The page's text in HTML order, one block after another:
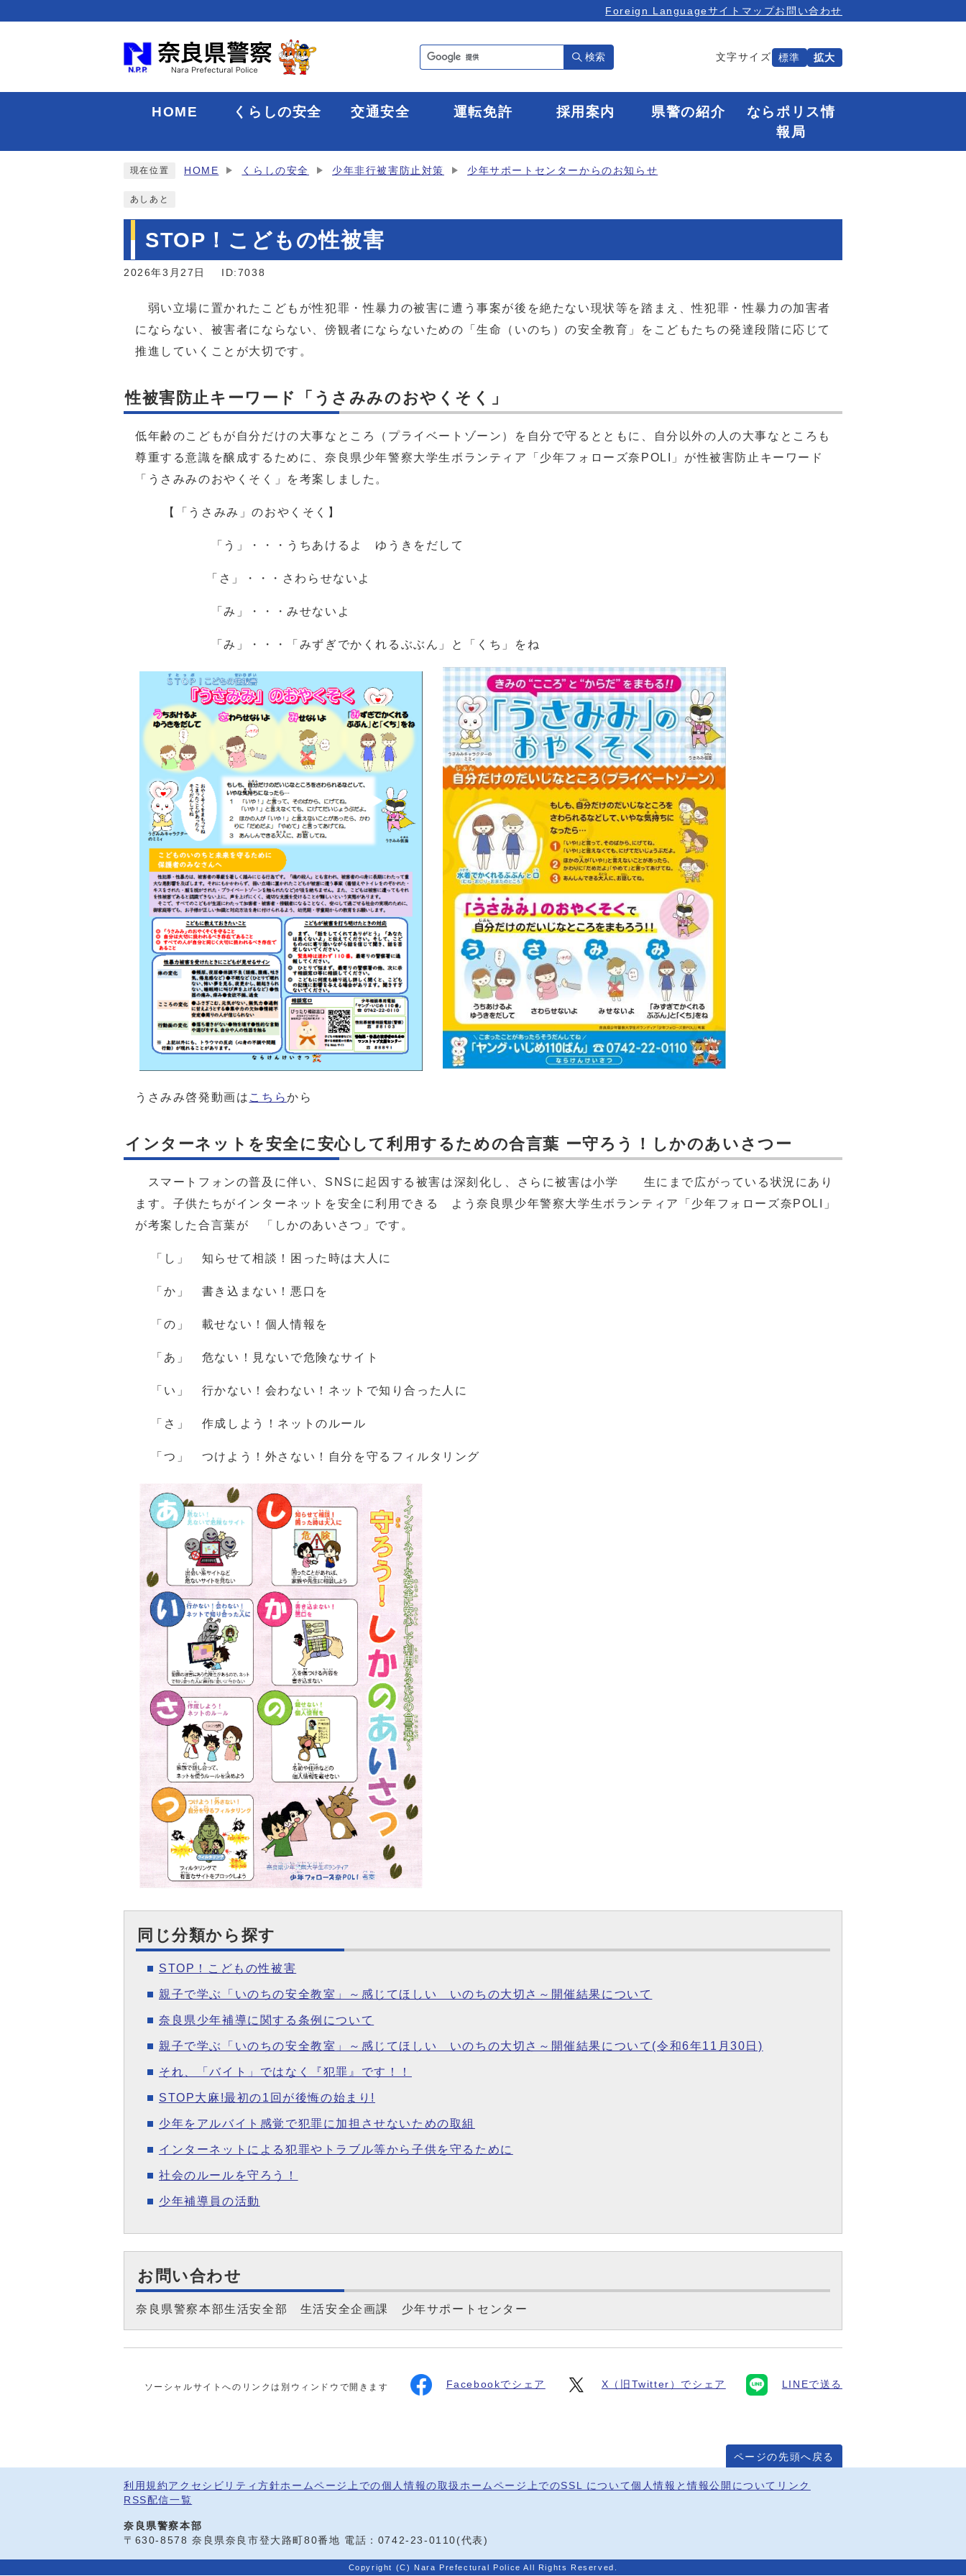
Foreign Languageサイトマップお問い合わせ
検索 文字サイズ 標準 拡大
HOME くらしの安全 交通安全 運転免許 採用案内 県警の紹介
ならポリス情
報局
現在位置 HOME くらしの安全 少年非行被害防止対策 少年サポートセンターからのお知らせ
あしあと
STOP！こどもの性被害
2026年3月27日 ID:7038
弱い立場に置かれたこどもが性犯罪・性暴力の被害に遭う事案が後を絶たない現状等を踏まえ、性犯罪・性暴力の加害者
にならない、被害者にならない、傍観者にならないための「生命（いのち）の安全教育」をこどもたちの発達段階に応じて
推進していくことが大切です。
性被害防止キーワード「うさみみのおやくそく」
低年齢のこどもが自分だけの大事なところ（プライベートゾーン）を自分で守るとともに、自分以外の人の大事なところも
尊重する意識を醸成するために、奈良県少年警察大学生ボランティア「少年フォローズ奈POLI」が性被害防止キーワード
「うさみみのおやくそく」を考案しました。
【「うさみみ」のおやくそく】
「う」・・・うちあけるよ ゆうきをだして
「さ」・・・さわらせないよ
「み」・・・みせないよ
「み」・・・「みずぎでかくれるぶぶん」と「くち」をね
うさみみ啓発動画は こちらから
インターネットを安全に安心して利用するための合言葉 ー守ろう！しかのあいさつー
スマートフォンの普及に伴い、SNSに起因する被害は深刻化し、さらに被害は小学 生にまで広がっている状況にあり
ます。子供たちがインターネットを安全に利用できる よう奈良県少年警察大学生ボランティア「少年フォローズ奈POLI」
が考案した合言葉が 「しかのあいさつ」です。
「し」 知らせて相談！困った時は大人に
「か」 書き込まない！悪口を
「の」 載せない！個人情報を
「あ」 危ない！見ないで危険なサイト
「い」 行かない！会わない！ネットで知り合った人に
「さ」 作成しよう！ネットのルール
「つ」 つけよう！外さない！自分を守るフィルタリング
同じ分類から探す
STOP！こどもの性被害
親子で学ぶ「いのちの安全教室」～感じてほしい いのちの大切さ～開催結果について
奈良県少年補導に関する条例について
親子で学ぶ「いのちの安全教室」～感じてほしい いのちの大切さ～開催結果について(令和6年11月30日)
それ、「バイト」ではなく『犯罪』です！！
STOP大麻!最初の1回が後悔の始まり!
少年をアルバイト感覚で犯罪に加担させないための取組
インターネットによる犯罪やトラブル等から子供を守るために
社会のルールを守ろう！
少年補導員の活動
お問い合わせ
奈良県警察本部生活安全部 生活安全企画課 少年サポートセンター
ソーシャルサイトへのリンクは別ウィンドウで開きます Facebookでシェア X（旧Twitter）でシェア LINEで送る
ページの先頭へ戻る
利用規約 アクセシビリティ方針ホームページ上での個人情報の取扱ホームページ上でのSSL について個人情報と情報公開について リンク
RSS配信一覧
奈良県警察本部
〒630-8578 奈良県奈良市登大路町80番地 電話： 0742-23-0110 (代表)
Copyright (C) Nara Prefectural Police All Rights Reserved.